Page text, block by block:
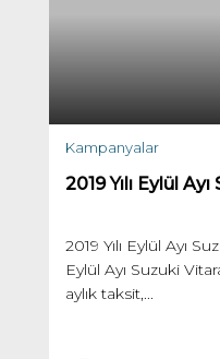
Kampanyalar
2019 Yılı Eylül
2019 Yılı Eylül Ayı
Eylül Ayı Suzuki
aylık taksit,...